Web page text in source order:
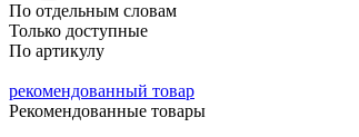
По отдельным словам
Только доступные
По артикулу
рекомендованный товар
Рекомендованные товары